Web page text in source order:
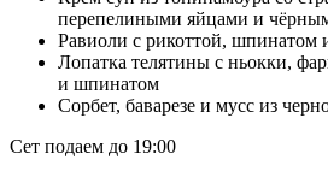
перепелиными яйцами и
Равиоли с рикоттой, шпинатом
Лопатка телятины с ньокки,
и шпинатом
Сорбет, баварезе и мусс из
Сет подаем до 19:00